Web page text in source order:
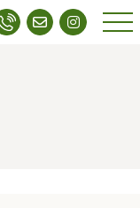
メニ